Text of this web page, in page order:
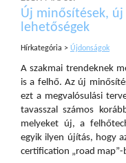
Új minősítések,
lehetőségek
Hírkategória > Újdonságok
A szakmai trendeknek
is a felhő. Az új
ezt a megvalósulási
tavasszal számos
melyeket új, a
egyik ilyen újítás, hogy
certification „road map”-